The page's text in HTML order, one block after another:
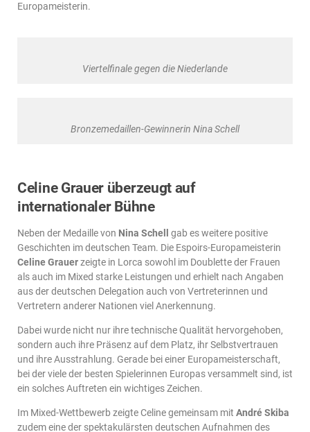
Europameisterin.
Viertelfinale gegen die Niederlande
Bronzemedaillen-Gewinnerin Nina Schell
Celine Grauer überzeugt auf
internationaler Bühne
Neben der Medaille von Nina Schell
gab es weitere positive
Geschichten im deutschen Team. Die Espoirs-Europameisterin
Celine Grauerzeigte in Lorca sowohl im Doublette der Frauen
als auch im Mixed starke Leistungen und erhielt nach Angaben
aus der deutschen Delegation auch von Vertreterinnen und
Vertretern anderer Nationen viel Anerkennung.
Dabei wurde nicht nur ihre technische Qualität hervorgehoben,
sondern auch ihre Präsenz auf dem Platz, ihr Selbstvertrauen
und ihre Ausstrahlung. Gerade bei einer Europameisterschaft,
bei der viele der besten Spielerinnen Europas versammelt sind, ist
ein solches Auftreten ein wichtiges Zeichen.
Im Mixed-Wettbewerb zeigte Celine gemeinsam mit André Skiba
zudem eine der spektakulärsten deutschen Aufnahmen des